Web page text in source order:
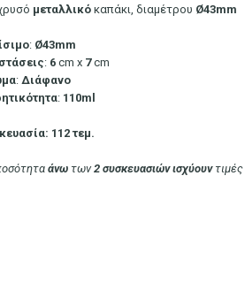
μεταλλικό καπάκι, διαμέτρου Ø43mm
: Ø43mm
: 6 cm x 7cm
: Διάφανο
: 110ml
112 τεμ.
άνω των2 συσκευασιών ισχύουντιμές